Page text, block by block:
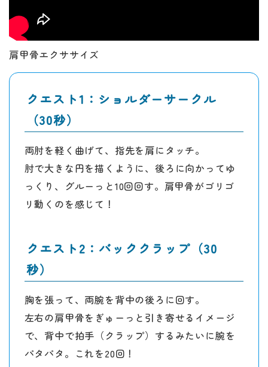
肩甲骨エクササイズ
クエスト1：ショルダーサークル
（30秒）
両肘を軽く曲げて、指先を肩にタッチ。
肘で大きな円を描くように、後ろに向かってゆ
っくり、グルーっと10回回す。肩甲骨がゴリゴ
リ動くのを感じて！
クエスト2：バッククラップ（30
秒）
胸を張って、両腕を背中の後ろに回す。
左右の肩甲骨をぎゅーっと引き寄せるイメージ
で、背中で拍手（クラップ）するみたいに腕を
パタパタ。これを20回！